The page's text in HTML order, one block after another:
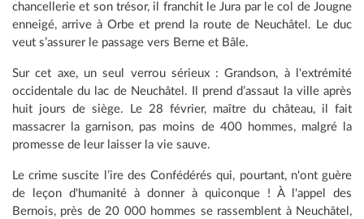
chancellerie et son trésor, il franchit le Jura par le col de Jougne
enneigé, arrive à Orbe et prend la route de Neuchâtel. Le duc
veut s’assurer le passage vers Berne et Bâle.
Sur cet axe, un seul verrou sérieux : Grandson, à l'extrémité
occidentale du lac de Neuchâtel. Il prend d’assaut la ville après
huit jours de siège. Le 28 février, maître du château, il fait
massacrer la garnison, pas moins de 400 hommes, malgré la
promesse de leur laisser la vie sauve.
Le crime suscite l’ire des Confédérés qui, pourtant, n'ont guère
de leçon d'humanité à donner à quiconque ! À l'appel des
Bernois, près de 20 000 hommes se rassemblent à Neuchâtel,